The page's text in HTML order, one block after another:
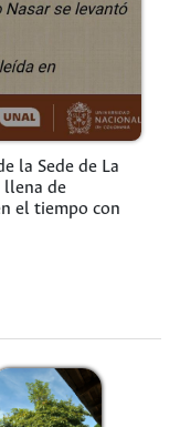
la Sede de La
llena de
el tiempo con